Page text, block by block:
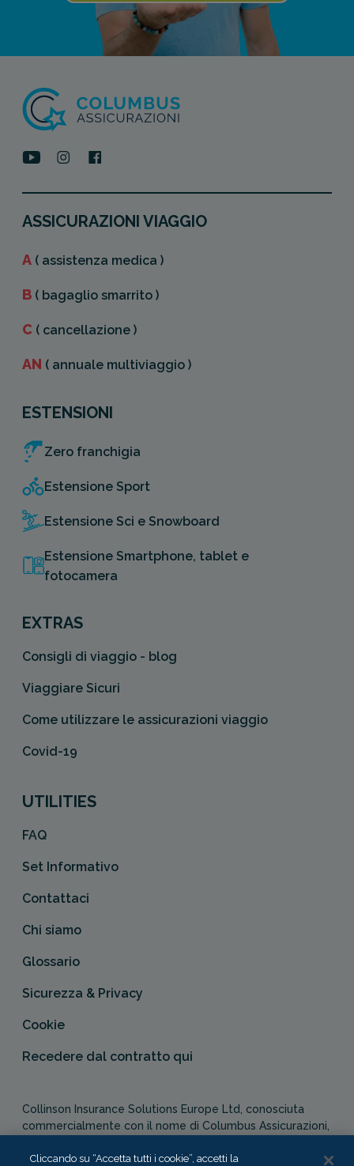
ASSICURAZIONI VIAGGIO
A ( assistenza medica )
B ( bagaglio smarrito )
C ( cancellazione )
AN ( annuale multiviaggio )
ESTENSIONI
Zero franchigia
Estensione Sport
Estensione Sci e Snowboard
Estensione Smartphone, tablet e
fotocamera
EXTRAS
Consigli di viaggio - blog
Viaggiare Sicuri
Come utilizzare le assicurazioni viaggio
Covid-19
UTILITIES
FAQ
Set Informativo
Contattaci
Chi siamo
Glossario
Sicurezza & Privacy
Cookie
Recedere dal contratto qui
Collinson Insurance Solutions Europe Ltd, conosciuta
commercialmente con il nome di Columbus Assicurazioni,
Authority in qualità di agente assicurativo (Distribution Act
Cliccando su “Accetta tutti i cookie”, accetti la